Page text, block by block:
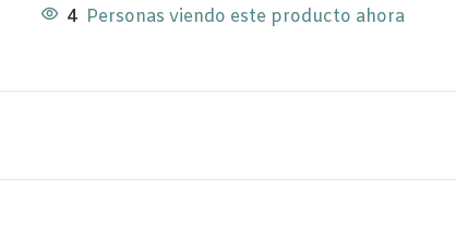
4 Personas viendo este producto ahora